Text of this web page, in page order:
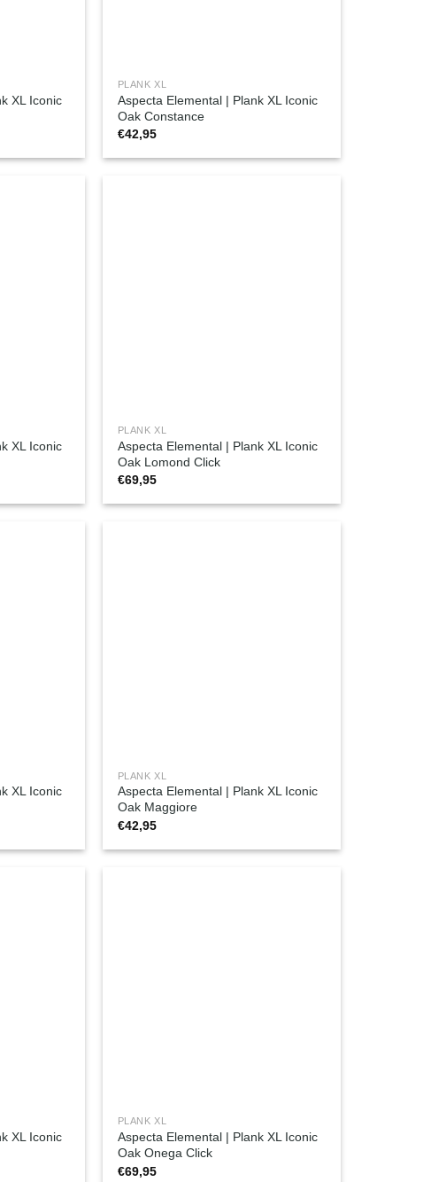
XL Iconic
PLANK XL
Aspecta Elemental | Plank XL Iconic
Oak Constance
€42,95
XL Iconic
PLANK XL
Aspecta Elemental | Plank XL Iconic
Oak Lomond Click
€69,95
XL Iconic
PLANK XL
Aspecta Elemental | Plank XL Iconic
Oak Maggiore
€42,95
XL Iconic
PLANK XL
Aspecta Elemental | Plank XL Iconic
Oak Onega Click
€69,95